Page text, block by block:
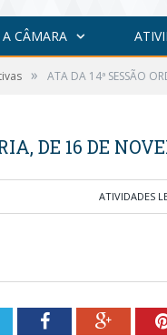
A CÂMARA
» ATA DA 14ª SESSÃO
DE 16 DE
ATIVIDADES
Facebook